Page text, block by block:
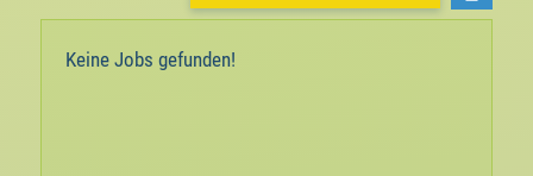
Keine Jobs gefunden!